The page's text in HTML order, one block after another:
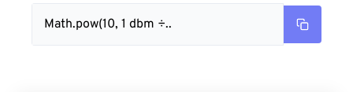
Math.pow(10, 1 dbm ÷..